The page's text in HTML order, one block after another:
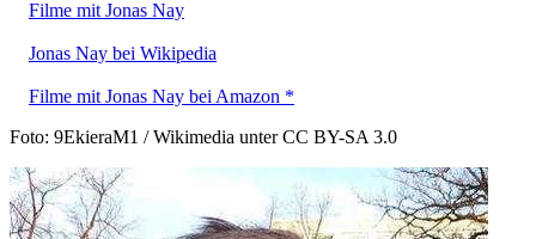
Filme mit Jonas Nay
Jonas Nay bei Wikipedia
Filme mit Jonas Nay bei Amazon *
Foto: 9EkieraM1 / Wikimedia unter CC BY-SA 3.0